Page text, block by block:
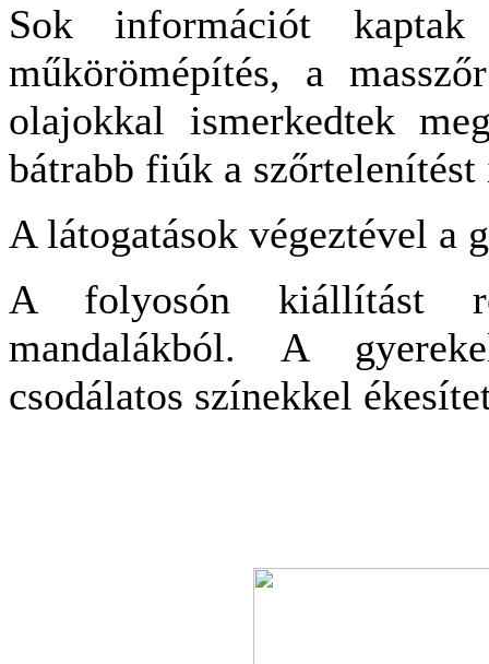
Sok információt
műkörömépítés, a
olajokkal ismerkedtek
bátrabb fiúk a
A látogatások végeztével a
A folyosón kiállítást
mandalákból. A
csodálatos színekkel